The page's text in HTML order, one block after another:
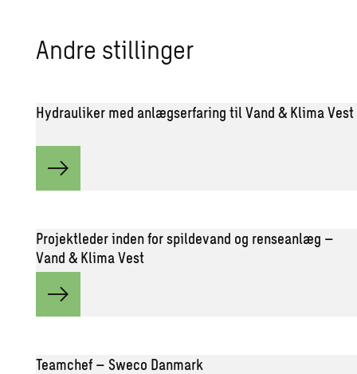
Andre stil­lin­ger
Hydrauliker med anlægserfaring til Vand & Klima Vest
Projektleder inden for spildevand og renseanlæg –
Vand & Klima Vest
Teamchef – Sweco Danmark